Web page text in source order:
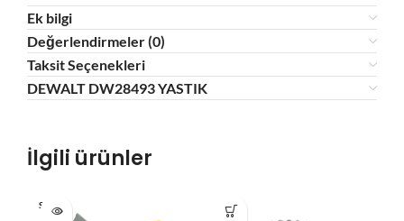
Ek bilgi
Değerlendirmeler (0)
Taksit Seçenekleri
DEWALT DW28493 YASTIK
İlgili ürünler
SOLD O
UT